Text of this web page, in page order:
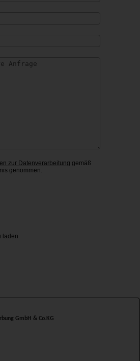
zur Datenverarbeitung gemäß
genommen.
GmbH & Co.KG